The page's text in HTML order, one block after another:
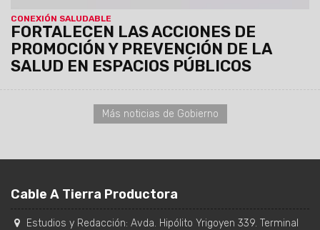
CONEXIÓN SALUDABLE
FORTALECEN LAS ACCIONES DE
PROMOCIÓN Y PREVENCIÓN DE LA
SALUD EN ESPACIOS PÚBLICOS
Más noticias de Gobierno
Cable A Tierra Productora
Estudios y Redacción: Avda. Hipólito Yrigoyen 339. Terminal